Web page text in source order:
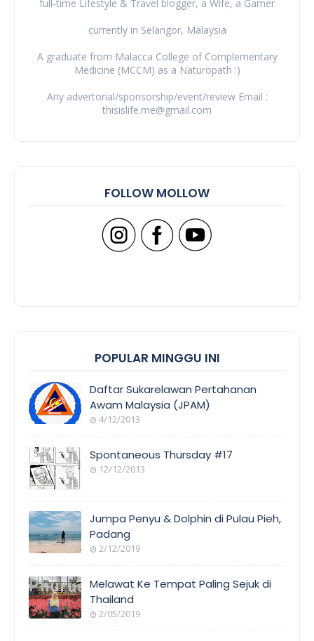
full-time Lifestyle & Travel blogger, a Wife, a Gamer
currently in Selangor, Malaysia
A graduate from Malacca College of Complementary
Medicine (MCCM) as a Naturopath :)
Any advertorial/sponsorship/event/review Email :
thisislife.me@gmail.com
FOLLOW MOLLOW
POPULAR MINGGU INI
Daftar Sukarelawan Pertahanan
Awam Malaysia (JPAM)
4/12/2013
Spontaneous Thursday #17
12/12/2013
Jumpa Penyu & Dolphin di Pulau Pieh,
Padang
2/12/2019
Melawat Ke Tempat Paling Sejuk di
Thailand
2/05/2019